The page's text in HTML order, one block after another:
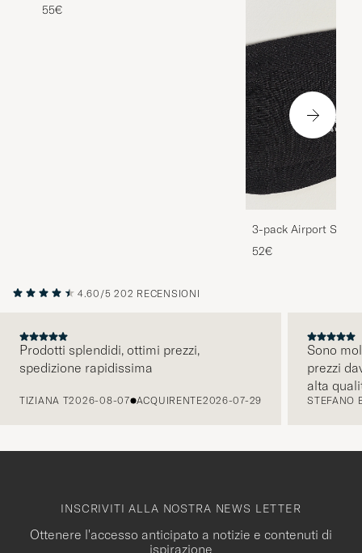
55€
3-pack Airport
Melange
52€
PRECEDENTE
4.60/5 202 RECENSIONI
Prodotti splendidi, ottimi prezzi,
spedizione rapidissima
TIZIANA T2026-08-07 ACQUIRENTE2026-07-29
Sono
prezzi
alta
STEFANO
INSCRIVITI ALLA NOSTRA NEWS LETTER
Ottenere l'accesso anticipato a notizie e contenuti di
ispirazione